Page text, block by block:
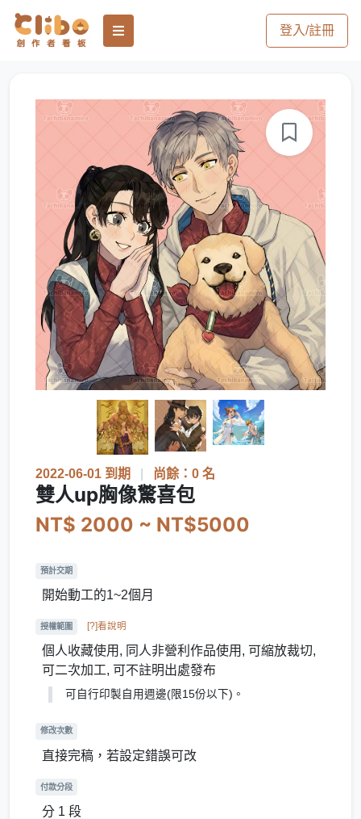
登入/註冊
2022-06-01 到期 尚餘：0 名
雙人up胸像驚喜包
NT$ 2000 ~ NT$5000
預計交期
開始動工的1~2個月
授權範圍 [?]看說明
個人收藏使用, 同人非營利作品使用, 可縮放裁切,
可二次加工, 可不註明出處發布
可自行印製自用週邊(限15份以下)。
修改次數
直接完稿，若設定錯誤可改
付款分段
分 1 段